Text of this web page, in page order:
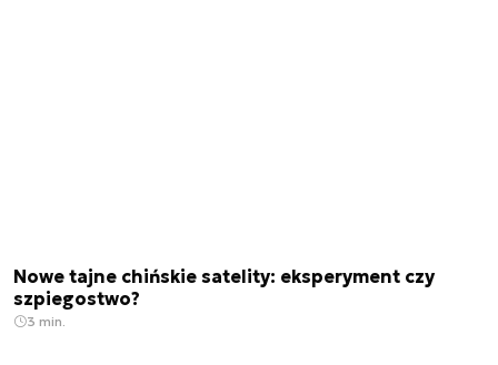
Nowe tajne chińskie satelity: eksperyment czy
szpiegostwo?
3 min.